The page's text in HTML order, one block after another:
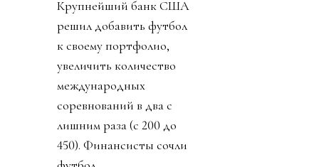
Крупнейший банк США
решил добавить футбол
к своему портфолио,
увеличить количество
международных
соревнований в два с
лишним раза (с 200 до
450). Финансисты сочли